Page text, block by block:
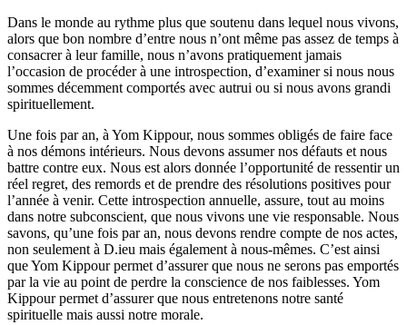
Dans le monde au rythme plus que soutenu dans lequel nous vivons,
alors que bon nombre d’entre nous n’ont même pas assez de temps à
consacrer à leur famille, nous n’avons pratiquement jamais
l’occasion de procéder à une introspection, d’examiner si nous nous
sommes décemment comportés avec autrui ou si nous avons grandi
spirituellement.
Une fois par an, à Yom Kippour, nous sommes obligés de faire face
à nos démons intérieurs. Nous devons assumer nos défauts et nous
battre contre eux. Nous est alors donnée l’opportunité de ressentir un
réel regret, des remords et de prendre des résolutions positives pour
l’année à venir. Cette introspection annuelle, assure, tout au moins
dans notre subconscient, que nous vivons une vie responsable. Nous
savons, qu’une fois par an, nous devons rendre compte de nos actes,
non seulement à D.ieu mais également à nous-mêmes. C’est ainsi
que Yom Kippour permet d’assurer que nous ne serons pas emportés
par la vie au point de perdre la conscience de nos faiblesses. Yom
Kippour permet d’assurer que nous entretenons notre santé
spirituelle mais aussi notre morale.